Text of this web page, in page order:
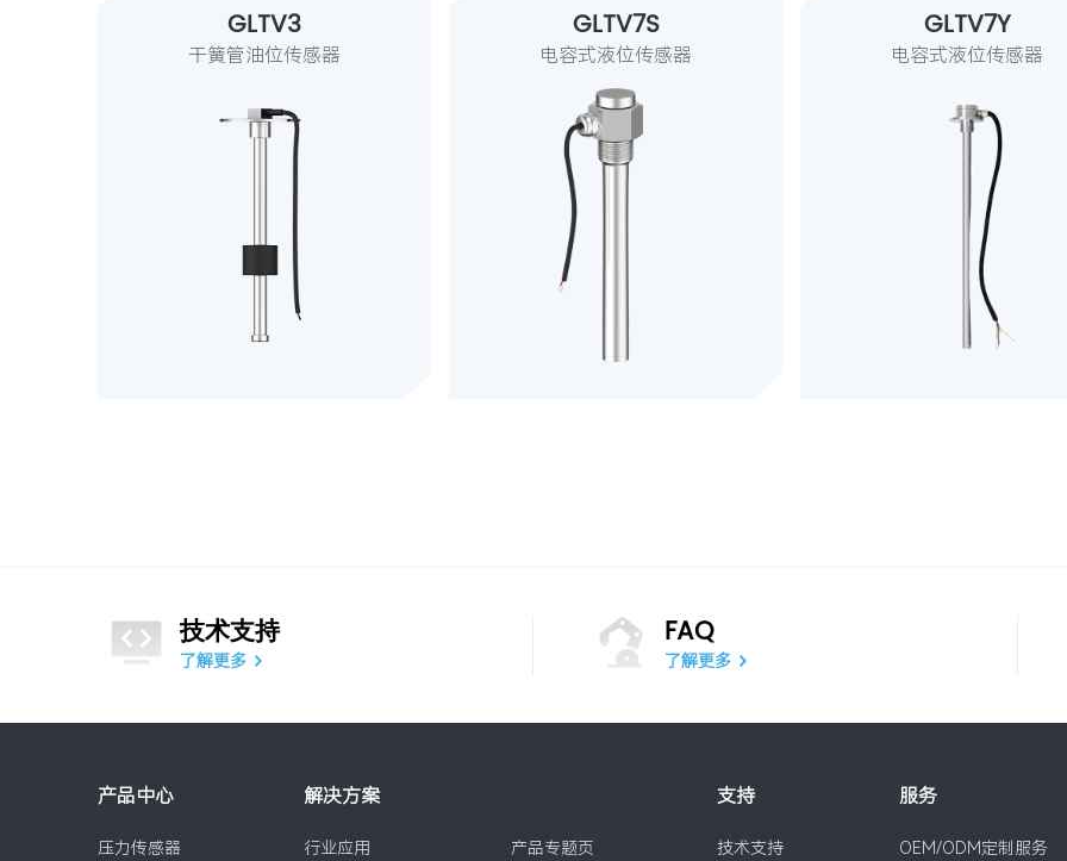
GLTV3
干簧管油位传感器
GLTV7S
电容式液位传感器
GLTV7Y
电容式液位传感器
技术支持
了解更多
FAQ
了解更多
产品中心
压力传感器
解决方案
行业应用 产品专题页
支持
技术支持
服务
OEM/ODM定制服务